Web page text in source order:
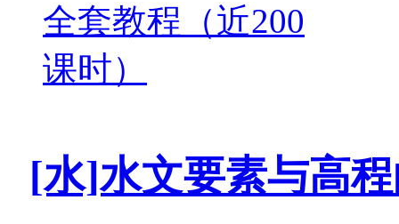
全套教程（近200
课时）
[水]水文要素与高